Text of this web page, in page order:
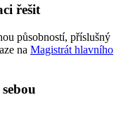
řešit
působností, příslušný
na Magistrát hlavního